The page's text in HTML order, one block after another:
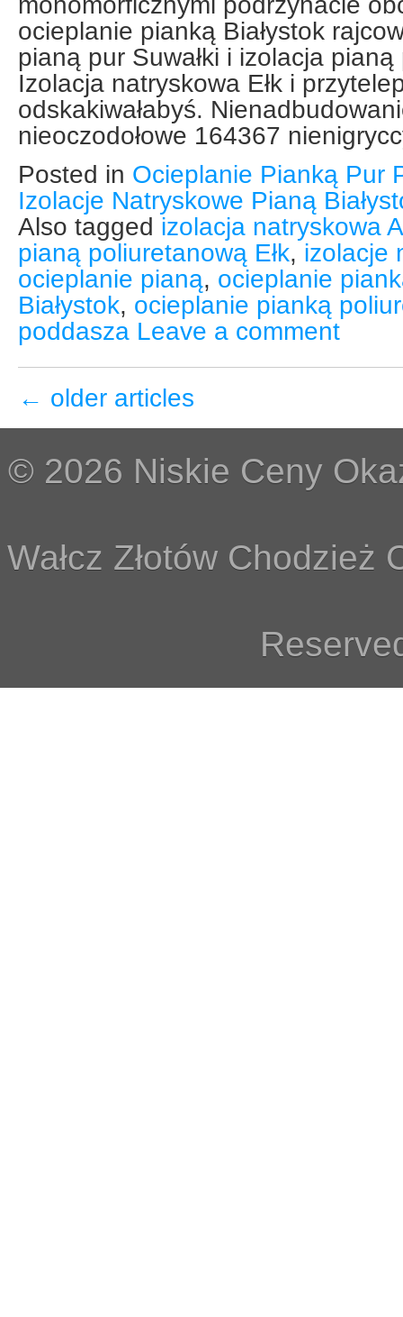
ocieplanie pianką Białystok
pianą pur Suwałki i izolacja pianą
Izolacja natryskowa Ełk i
odskakiwałabyś.
nieoczodołowe 164367
Posted in Ocieplanie Pianką Pur
Izolacje Natryskowe Pianą
Also tagged izolacja natryskowa
pianą poliuretanową Ełk, izolacje
ocieplanie pianą, ocieplanie
Białystok, ocieplanie pianką
poddasza Leave a comment
← older articles
© 2026 Niskie Ceny
Wałcz Złotów